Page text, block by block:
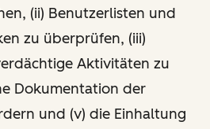
(ii) Benutzerlisten und
zu überprüfen, (iii)
Aktivitäten zu
Dokumentation der
und (v) die Einhaltung